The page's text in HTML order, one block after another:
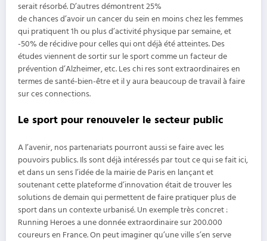
serait résorbé. D’autres démontrent 25%
de chances d’avoir un cancer du sein en moins chez les femmes
qui pratiquent 1h ou plus d’activité physique par semaine, et
-50% de récidive pour celles qui ont déjà été atteintes. Des
études viennent de sortir sur le sport comme un facteur de
prévention d’Alzheimer, etc. Les chi res sont extraordinaires en
termes de santé-bien-être et il y aura beaucoup de travail à faire
sur ces connections.
Le sport pour renouveler le secteur public
A l’avenir, nos partenariats pourront aussi se faire avec les
pouvoirs publics. Ils sont déjà intéressés par tout ce qui se fait ici,
et dans un sens l’idée de la mairie de Paris en lançant et
soutenant cette plateforme d’innovation était de trouver les
solutions de demain qui permettent de faire pratiquer plus de
sport dans un contexte urbanisé. Un exemple très concret :
Running Heroes a une donnée extraordinaire sur 200.000
coureurs en France. On peut imaginer qu’une ville s’en serve